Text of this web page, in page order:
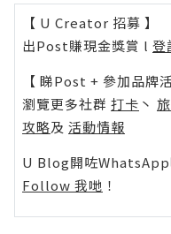
【 U Creator 招募 】
出Post賺現金獎賞 l 登
【 睇Post + 參加品牌活
瀏覽更多社群 打卡 丶
攻略及 活動情報
U Blog開咗WhatsApp
Follow 我哋 ！